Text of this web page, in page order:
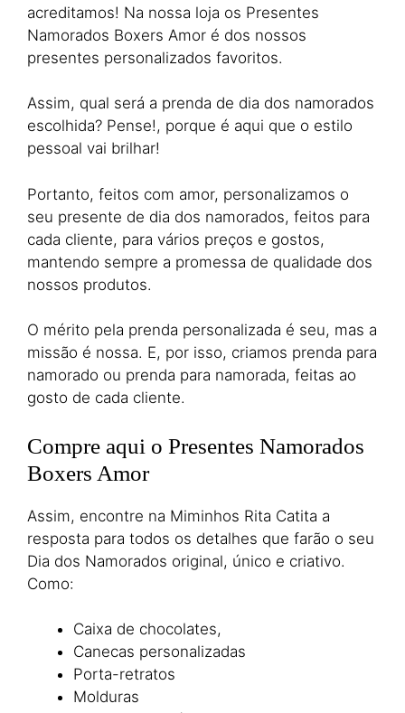
acreditamos! Na nossa loja os Presentes
Namorados Boxers Amor é dos nossos
presentes personalizados favoritos.
Assim, qual será a prenda de dia dos namorados
escolhida? Pense!, porque é aqui que o estilo
pessoal vai brilhar!
Portanto, feitos com amor, personalizamos o
seu presente de dia dos namorados, feitos para
cada cliente, para vários preços e gostos,
mantendo sempre a promessa de qualidade dos
nossos produtos.
O mérito pela prenda personalizada é seu, mas a
missão é nossa. E, por isso, criamos prenda para
namorado ou prenda para namorada, feitas ao
gosto de cada cliente.
Compre aqui o Presentes Namorados
Boxers Amor
Assim, encontre na Miminhos Rita Catita a
resposta para todos os detalhes que farão o seu
Dia dos Namorados original, único e criativo.
Como:
Caixa de chocolates,
Canecas personalizadas
Porta-retratos
Molduras